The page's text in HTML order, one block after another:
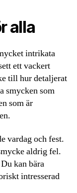
alla
intrikata
ett vackert
till hur detaljerat
smycken som
som är
vardag och fest.
aldrig fel.
kan bära
intresserad